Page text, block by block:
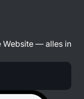
Website — alles in